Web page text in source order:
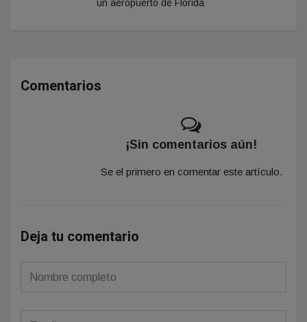
un aeropuerto de Florida
Comentarios
¡Sin comentarios aún!
Se el primero en comentar este artículo.
Deja tu comentario